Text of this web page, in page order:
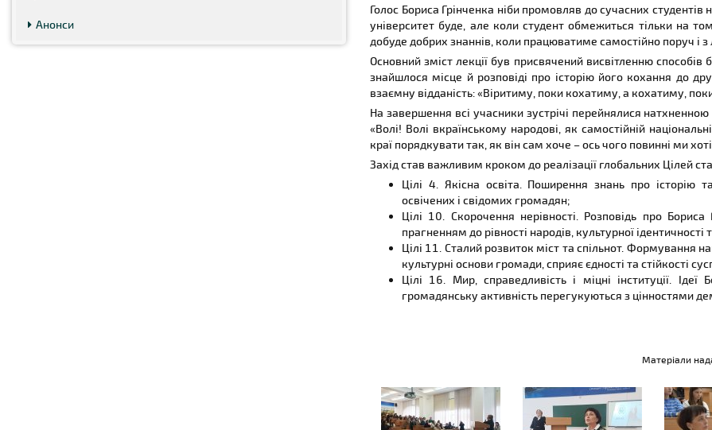
Анонси
Голос Бориса Грінченка ніби промовляв до сучасних
університет буде, але коли студент обмежиться тільки на
добуде добрих знаннів, коли працюватиме самостійно поруч і з
Основний зміст лекції був присвячений висвітленню
знайшлося місце й розповіді про історію його кохання до
взаємну відданість: «Віритиму, поки кохатиму, а кохатиму,
На завершення всі учасники зустрічі перейнялися
«Волі! Волі вкраїнському народові, як самостійній
краї порядкувати так, як він сам хоче – ось чого повинні ми
Захід став важливим кроком до реалізації глобальних Цілей
Цілі 4. Якісна освіта. Поширення знань про історію
освічених і свідомих громадян;
Цілі 10. Скорочення нерівності. Розповідь про
прагненням до рівності народів, культурної ідентичності
Цілі 11. Сталий розвиток міст та спільнот. Формування
культурні основи громади, сприяє єдності та стійкості
Цілі 16. Мир, справедливість і міцні інституції.
громадянську активність перегукуються з цінностями
Матеріали